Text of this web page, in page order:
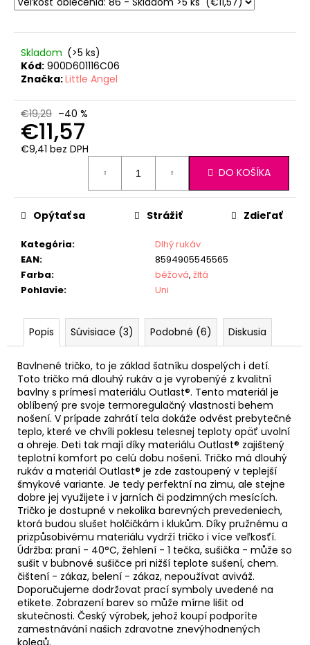
Skladom (>5 ks)
Kód: 900D601116C06
Značka:Little Angel
€19,29 –40 %
€11,57
€9,41 bez DPH
DO KOŠÍKA
Kategória:
Dlhý rukáv
EAN:
8594905545565
Farba: béžová, žltá
Pohlavie: Uni
Opýtať sa Strážiť Zdieľať
Popis Súvisiace (3) Podobné (6) Diskusia
Bavlnené tričko, to je základ šatníku dospelých i detí.
Toto tričko má dlouhý rukáv a je vyrobenýé z kvalitní
bavlny s prímesí materiálu Outlast®. Tento materiál je
oblíbený pre svoje termoregulačný vlastnosti behem
nošení. V prípade zahrátí tela dokáže odvést prebytečné
teplo, které ve chvíli poklesu telesnej teploty opäť uvolní
a ohreje. Deti tak mají díky materiálu Outlast® zajištený
teplotní komfort po celú dobu nošení. Tričko má dlouhý
rukáv a materiál Outlast® je zde zastoupený v teplejší
šmykové variante. Je tedy perfektní na zimu, ale stejne
dobre jej využijete i v jarních či podzimných mesících.
Tričko je dostupné v nekolika barevných prevedeniech,
ktorá budou slušet holčičkám i klukům. Díky pružnému a
prizpůsobivému materiálu vydrží tričko i více veľkosťí.
Údržba: praní - 40°C, žehlení - 1 tečka, sušička - může so
sušit v bubnové sušičce pri nižší teplote sušení, chem.
čištení - zákaz, belení - zákaz, nepoužívat aviváž.
Doporučujeme dodržovat prací symboly uvedené na
etikete. Zobrazení barev so může mírne lišit od
skutečnosti. Český výrobek, jehož koupí podporíte
zamestnávání našich zdravotne znevýhodnených
kolegů.